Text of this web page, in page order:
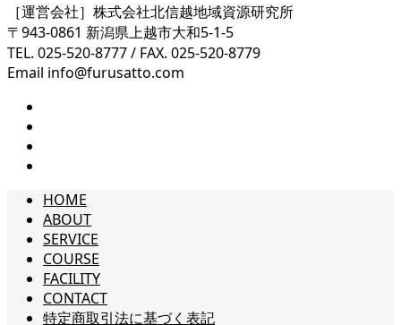
［運営会社］株式会社北信越地域資源研究所
〒943-0861 新潟県上越市大和5-1-5
TEL. 025-520-8777 / FAX. 025-520-8779
Email info@furusatto.com
HOME
ABOUT
SERVICE
COURSE
FACILITY
CONTACT
特定商取引法に基づく表記